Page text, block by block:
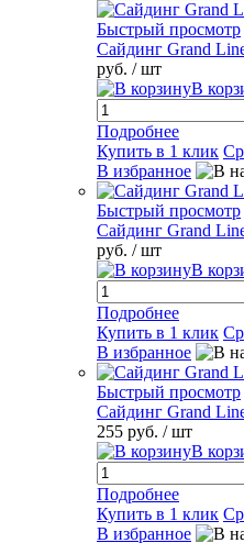
Быстрый просмотр
Сайдинг Grand
руб. / шт
В
Подробнее
Купить в 1 клик
В избранное
Быстрый просмотр
Сайдинг Grand
руб. / шт
В
Подробнее
Купить в 1 клик
В избранное
Быстрый просмотр
Сайдинг Grand
255 руб. / шт
В
Подробнее
Купить в 1 клик
В избранное